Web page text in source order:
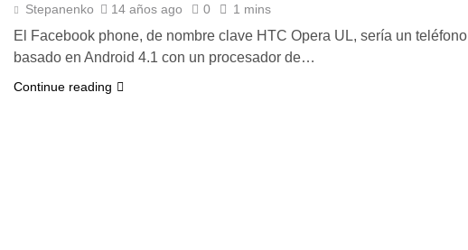
Stepanenko 14 años ago 0 1 mins
El Facebook phone, de nombre clave HTC Opera UL, sería un teléfono
basado en Android 4.1 con un procesador de…
Continue reading